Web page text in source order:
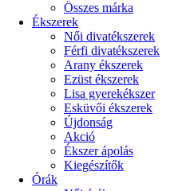
Összes márka
Ékszerek
Női divatékszerek
Férfi divatékszerek
Arany ékszerek
Ezüst ékszerek
Lisa gyerekékszer
Esküvői ékszerek
Újdonság
Akció
Ékszer ápolás
Kiegészítők
Órák